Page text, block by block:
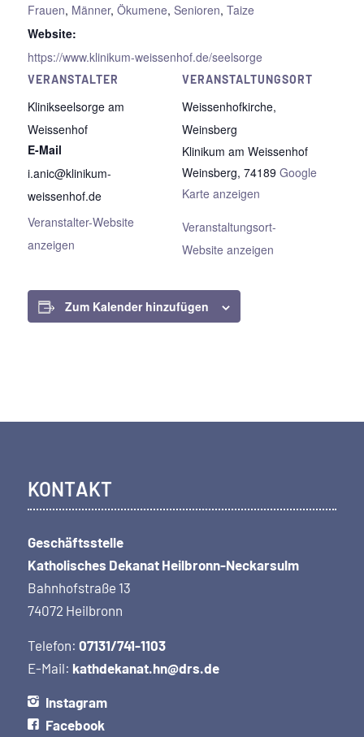
Frauen, Männer, Ökumene, Senioren, Taize
Website:
https://www.klinikum-weissenhof.de/seelsorge
VERANSTALTUNGSORT
Weissenhofkirche,
Weinsberg
Klinikum am Weissenhof
Weinsberg, 74189 Google
Karte anzeigen
Veranstaltungsort-
Website anzeigen
VERANSTALTER
Klinikseelsorge am
Weissenhof
E-Mail
i.anic@klinikum-
weissenhof.de
Veranstalter-Website
anzeigen
Zum Kalender hinzufügen
KONTAKT
Geschäftsstelle
Katholisches Dekanat Heilbronn-Neckarsulm
Bahnhofstraße 13
74072 Heilbronn
Telefon: 07131/741-1103
E-Mail: kathdekanat.hn@drs.de
Instagram
Facebook